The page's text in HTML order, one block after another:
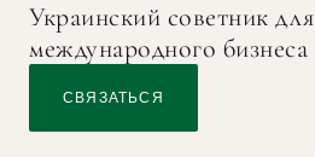
Украинский советник для
международного бизнеса
СВЯЗАТЬСЯ